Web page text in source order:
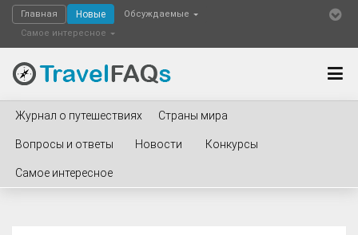
Главная Новые
Обсуждаемые
Самое интересное
Журнал о путешествиях Страны мира
Вопросы и ответы Новости Конкурсы
Самое интересное